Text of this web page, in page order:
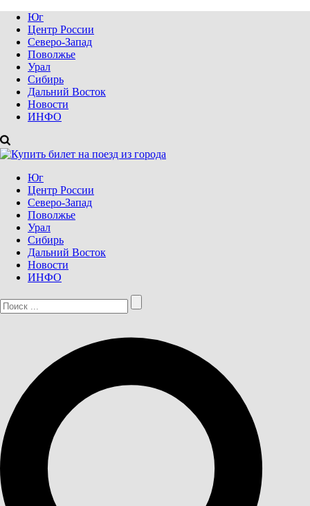
Юг
Центр России
Северо-Запад
Поволжье
Урал
Сибирь
Дальний Восток
Новости
ИНФО
Юг
Центр России
Северо-Запад
Поволжье
Урал
Сибирь
Дальний Восток
Новости
ИНФО